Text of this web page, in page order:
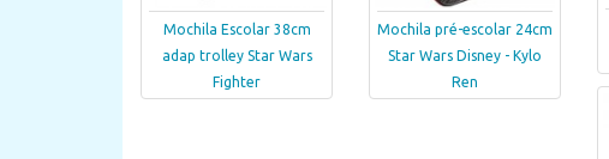
Mochila Escolar 38cm
adap trolley Star Wars
Fighter
Mochila pré-escolar 24cm
Star Wars Disney - Kylo
Ren